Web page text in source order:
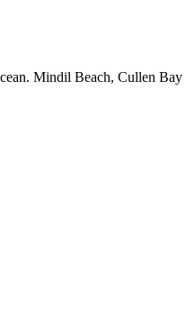
Mindil Beach, Cullen Bay